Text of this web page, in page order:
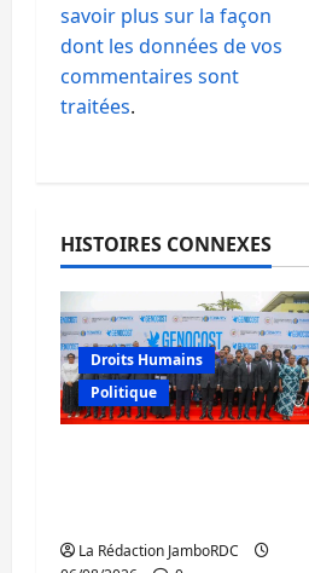
savoir plus sur la façon
dont les données de vos
commentaires sont
traitées.
HISTOIRES CONNEXES
Droits Humains
Politique
La Rédaction JamboRDC